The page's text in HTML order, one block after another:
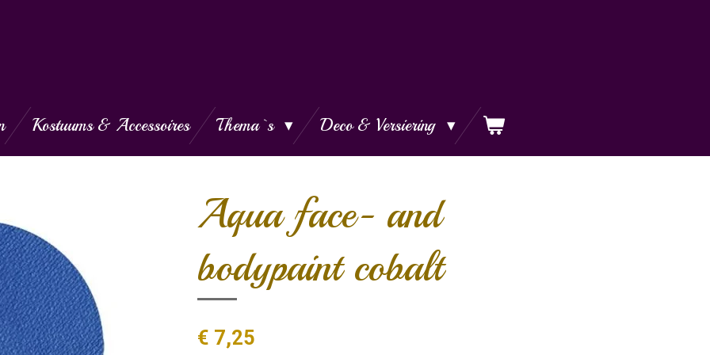
Kostuums & Accessoires Thema`s Deco & Versiering
Aqua face- and
bodypaint cobalt
€ 7,25